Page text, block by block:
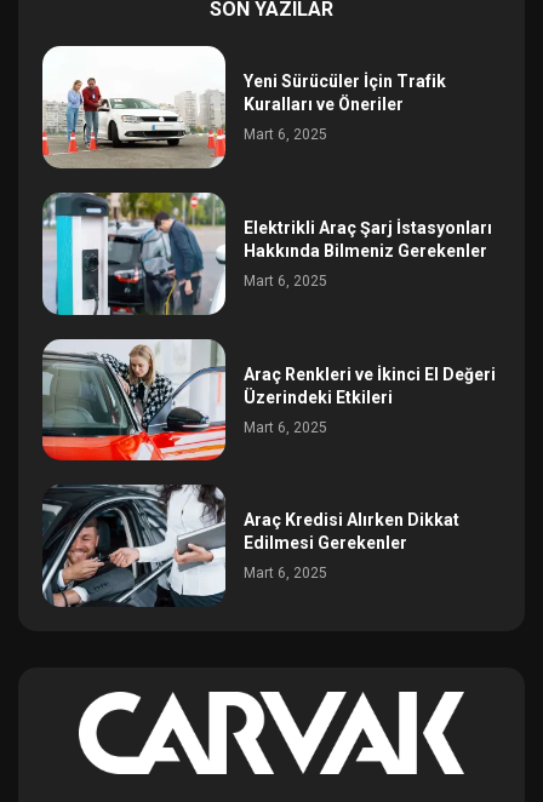
SON YAZILAR
Yeni Sürücüler İçin Trafik
Kuralları ve Öneriler
Mart 6, 2025
Elektrikli Araç Şarj İstasyonları
Hakkında Bilmeniz Gerekenler
Mart 6, 2025
Araç Renkleri ve İkinci El Değeri
Üzerindeki Etkileri
Mart 6, 2025
Araç Kredisi Alırken Dikkat
Edilmesi Gerekenler
Mart 6, 2025